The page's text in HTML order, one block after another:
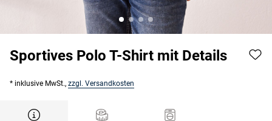
Sportives Polo T-Shirt mit Details
* inklusive MwSt., zzgl. Versandkosten